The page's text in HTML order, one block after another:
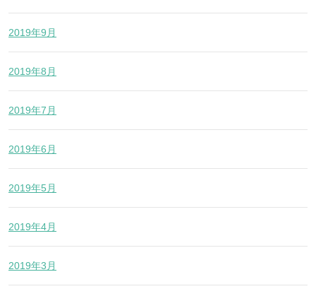
2019年9月
2019年8月
2019年7月
2019年6月
2019年5月
2019年4月
2019年3月